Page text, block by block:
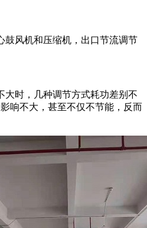
风机和压缩机，出口节流调节
时，几种调节方式耗功差别不
响不大，甚至不仅不节能，反而